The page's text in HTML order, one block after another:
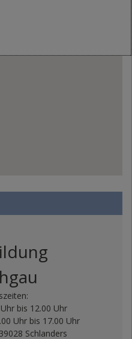
bis 12.00 Uhr
Uhr bis 17.00 Uhr
Schlanders